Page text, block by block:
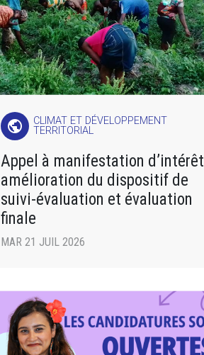
public
CLIMAT ET DÉVELOPPEMENT
TERRITORIAL
Appel à manifestation d’intérêt
amélioration du dispositif de
suivi-évaluation et évaluation
finale
MAR 21 JUIL 2026